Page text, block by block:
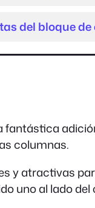
del bloque
columnas.
y atractivas
uno al lado